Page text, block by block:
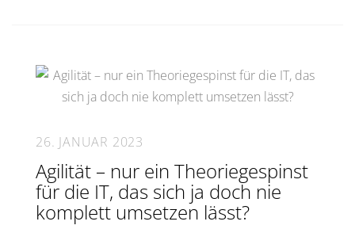
26. JANUAR 2023
Agilität – nur ein Theoriegespinst
für die IT, das sich ja doch nie
komplett umsetzen lässt?